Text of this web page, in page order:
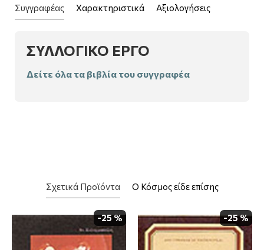
Συγγραφέας Χαρακτηριστικά Αξιολογήσεις
ΣΥΛΛΟΓΙΚΟ ΕΡΓΟ
Δείτε όλα τα βιβλία του συγγραφέα
Σχετικά Προϊόντα Ο Κόσμος είδε επίσης
-25 % -25 %